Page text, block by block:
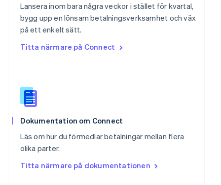
Lansera inom bara några veckor i stället för kvartal,
bygg upp en lönsam betalningsverksamhet och väx
på ett enkelt sätt.
Titta närmare på Connect
Dokumentation om Connect
Läs om hur du förmedlar betalningar mellan flera
olika parter.
Titta närmare på dokumentationen
DeutschFrançaisItalianoEnglish
Singapore
English 简体中文
English
Español
Storbritannien
English
Sverige
Thailand
ไทยEnglish
English